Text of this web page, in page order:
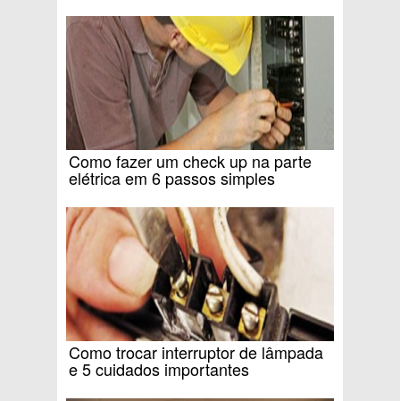
Como fazer um check up na parte
elétrica em 6 passos simples
Como trocar interruptor de lâmpada
e 5 cuidados importantes